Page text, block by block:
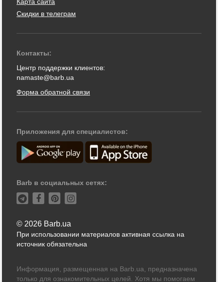
Скидки в телеграм
Контакты:
Центр поддержки клиентов:
namaste@barb.ua
Форма обратной связи
Приложения для специалистов:
Barb в социальных сетях:
© 2026 Barb.ua
При использовании материалов активная ссылка на
источник обязательна
Информация, размещенная на Barb.ua, предназначена
только для ознакомительных целей. Хотя мы помогаем